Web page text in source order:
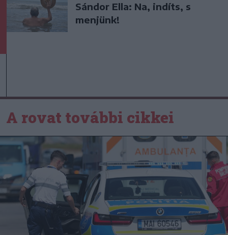
Sándor Ella: Na, indíts, s
menjünk!
A rovat további cikkei